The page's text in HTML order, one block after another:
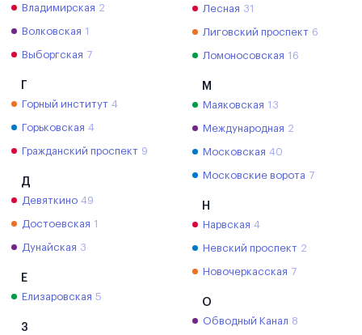
Владимирская 2
Волковская 1
Выборгская 7
Г
Горный институт 4
Горьковская 4
Гражданский проспект 9
Д
Девяткино 49
Достоевская 1
Дунайская 3
Е
Елизаровская 5
З
Лесная 31
Лиговский проспект 6
Ломоносовская 16
М
Маяковская 13
Международная 2
Московская 40
Московские ворота 7
Н
Нарвская 4
Невский проспект 2
Новочеркасская 7
О
Обводный Канал 8